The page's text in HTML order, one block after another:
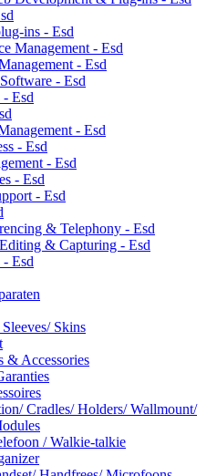
ins - Esd
Management - Esd
- Esd
- Esd
Esd
- Esd
- Esd
- Esd
- Esd
- Esd
& Telephony - Esd
& Capturing - Esd
Esd
Skins
& Accessories
Cradles/ Holders/ Wallmount/
/ Walkie-talkie